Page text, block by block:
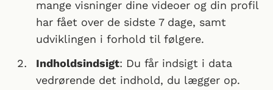
mange visninger dine videoer og din profil
har fået over de sidste 7 dage, samt
udviklingen i forhold til følgere.
Indholdsindsigt: Du får indsigt i data
vedrørende det indhold, du lægger op.